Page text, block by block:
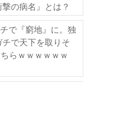
の病名』とは？
で『窮地』に。独
で天下を取りそ
らｗｗｗｗｗｗ